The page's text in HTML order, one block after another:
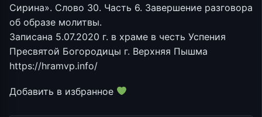
Сирина». Слово 30. Часть 6. Завершение разговора
об образе молитвы.
Записана 5.07.2020 г. в храме в честь Успения
Пресвятой Богородицы г. Верхняя Пышма
https://hramvp.info/
Добавить в избранное